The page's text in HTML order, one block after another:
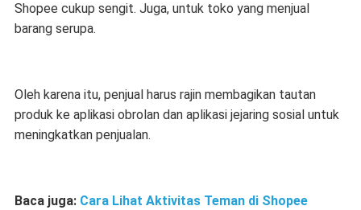
Shopee cukup sengit. Juga, untuk toko yang menjual
barang serupa.
Oleh karena itu, penjual harus rajin membagikan tautan
produk ke aplikasi obrolan dan aplikasi jejaring sosial untuk
meningkatkan penjualan.
Baca juga: Cara Lihat Aktivitas Teman di Shopee